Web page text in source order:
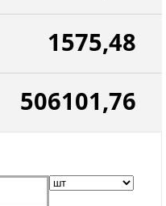
1575,48
506101,76